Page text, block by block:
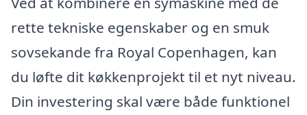
rette tekniske egenskaber og en smuk
sovsekande fra Royal Copenhagen, kan
du løfte dit køkkenprojekt til et nyt niveau.
Din investering skal være både funktionel